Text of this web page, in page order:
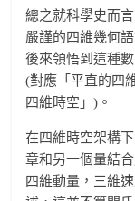
總之就科學史而
嚴謹的四維幾何
後來領悟到這種
(對應「平直的四
四維時空」)。
在四維時空架構
章和另一個量結
四維動量，三維